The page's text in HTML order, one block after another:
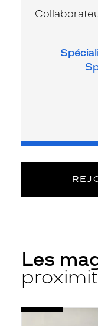
Les
Opticien
Voir